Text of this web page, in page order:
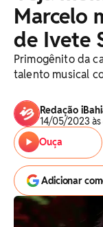
Marcelo
de Ivete
Primogênito da
talento musical
Redação
14/05/2023
Ouça
Adicionar